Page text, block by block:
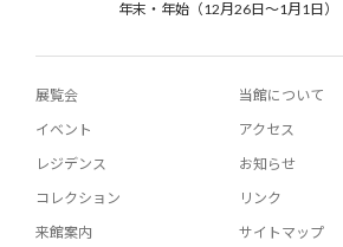
年末・年始（12月26日〜1月1日）
展覧会
イベント
レジデンス
コレクション
来館案内
当館について
アクセス
お知らせ
リンク
サイトマップ